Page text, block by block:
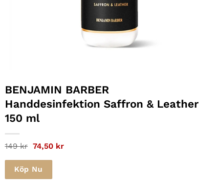
BENJAMIN BARBER
Handdesinfektion Saffron & Leather
150 ml
149kr Det
ursprungliga
priset
var:
149 kr.
74,50 krDet
Köp Nu